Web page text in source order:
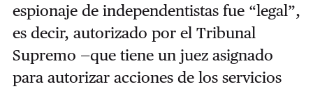
espionaje de independentistas fue “legal”,
es decir, autorizado por el Tribunal
Supremo —que tiene un juez asignado
para autorizar acciones de los servicios